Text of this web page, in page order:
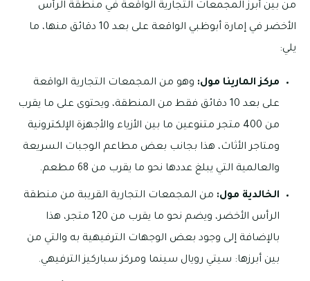
من بين أبرز المجمعات التجارية الواقعة في منطقة الرأس
الأخضر في إمارة أبوظبي الواقعة على بعد 10 دقائق منها، ما
يلي:
مركز المارينا مول: وهو من المجمعات التجارية الواقعة
على بعد 10 دقائق فقط من المنطقة، ويحتوى على ما يقرب
من 400 متجر متنوعين ما بين الأزياء والأجهزة الإلكترونية
ومتاجر الأثاث، هذا بجانب بعض مطاعم الوجبات السريعة
والعالمية التي يبلغ عددها نحو ما يقرب من 68 مطعم.
الخالدية مول: من المجمعات التجارية القريبة من منطقة
الرأس الأخضر، ويضم نحو ما يقرب من 120 متجر، هذا
بالإضافة إلى وجود بعض الوجهات الترفيهية به والتي من
بين أبرزها: سيتي رويال سينما ومركز سباركيز الترفيهي.